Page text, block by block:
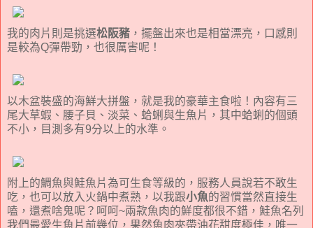
我的肉片則是挑選松阪豬 ，擺盤出來也是相當漂亮，口感則
是較為Q彈帶勁，也很厲害呢！
以木盆裝盛的海鮮大拼盤，就是我的豪華主食啦！內容有三
尾大草蝦、腰子貝、淡菜、蛤蜊與生魚片，其中蛤蜊的個頭
不小，目測多有9分以上的水準。
附上的鯛魚與鮭魚片為可生食等級的，服務人員說若不敢生
吃，也可以放入火鍋中煮熟，以我跟小魚的習慣當然直接生
嗑，還煮啥鬼呢？呵呵~兩款魚肉的鮮度都很不錯，鮭魚名列
我們最愛生魚片前幾位，果然魚肉夾帶油花甜度極佳，唯一